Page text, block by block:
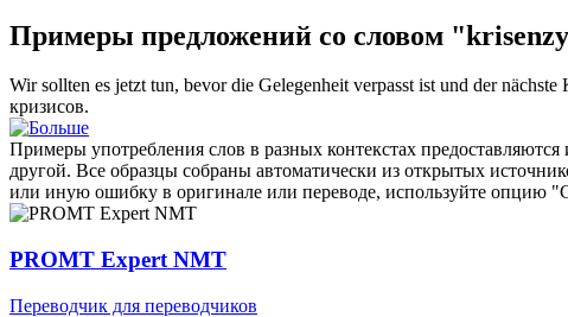
Примеры предложений со словом
Wir sollten es jetzt tun, bevor die Gelegenheit verpasst ist und der nächste
кризисов.
Примеры употребления слов в разных контекстах
другой. Все образцы собраны автоматически из открытых
или иную ошибку в оригинале или переводе, используйте опцию
PROMT Expert NMT
Переводчик для переводчиков